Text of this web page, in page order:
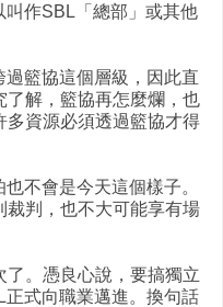
作SBL「總部」或其他
籃協這個層級，因此直
了解，籃協再怎麼爛，也
多資源必須透過籃協才得
不會是今天這個樣子。
裁判，也不大可能享有場
。憑良心說，要搞獨立
式向職業邁進。換句話